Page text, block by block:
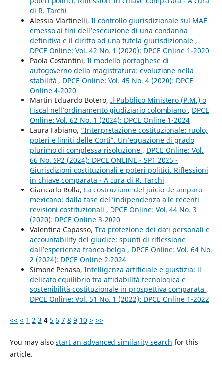
di R. Tarchi
Alessia Martinelli, Il controllo giurisdizionale sul MAE
emesso ai fini dell’esecuzione di una condanna
definitiva e il diritto ad una tutela giurisdizionale ,
DPCE Online: Vol. 42 No. 1 (2020): DPCE Online 1-2020
Paola Costantini, Il modello portoghese di
autogoverno della magistratura: evoluzione nella
stabilità , DPCE Online: Vol. 45 No. 4 (2020): DPCE
Online 4-2020
Martin Eduardo Botero, Il Pubblico Ministero (P.M.) o
Fiscal nell’ordinamento giudiziario colombiano , DPCE
Online: Vol. 62 No. 1 (2024): DPCE Online 1-2024
Laura Fabiano, “Interpretazione costituzionale: ruolo,
poteri e limiti delle Corti”. Un’equazione di grado
plurimo di complessa risoluzione , DPCE Online: Vol.
66 No. SP2 (2024): DPCE ONLINE - SP1 2025 -
Giurisdizioni costituzionali e poteri politici. Riflessioni
in chiave comparata - A cura di R. Tarchi
Giancarlo Rolla, La costruzione del juicio de amparo
mexicano: dalla fase dell’indipendenza alle recenti
revisioni costituzionali , DPCE Online: Vol. 44 No. 3
(2020): DPCE Online 3-2020
Valentina Capasso, Tra protezione dei dati personali e
accountability del giudice: spunti di riflessione
dall’esperienza franco-belga , DPCE Online: Vol. 64 No.
2 (2024): DPCE Online 2-2024
Simone Penasa, Intelligenza artificiale e giustizia: il
delicato equilibrio tra affidabilità tecnologica e
sostenibilità costituzionale in prospettiva comparata ,
DPCE Online: Vol. 51 No. 1 (2022): DPCE Online 1-2022
<< < 1 2 3 4 5 6 7 8 9 10 > >>
You may also start an advanced similarity search for this
article.